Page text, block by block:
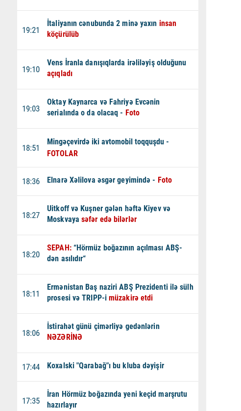
19:21
İtaliyanın cənubunda 2 minə yaxın insan
köçürülüb
19:10
Vens İranla danışıqlarda irəliləyiş olduğunu
açıqladı
19:03
Oktay Kaynarca və Fahriyə Evcənin
serialında o da olacaq - Foto
18:51
Mingəçevirdə iki avtomobil toqquşdu -
FOTOLAR
18:36 Elnarə Xəlilova əsgər geyimində - Foto
18:27
Uitkoff və Kuşner gələn həftə Kiyev və
Moskvayasəfər edə bilərlər
18:20
SEPAH: “Hörmüz boğazının açılması ABŞ-
dən asılıdır“
18:11
Ermənistan Baş naziri ABŞ Prezidenti ilə sülh
prosesi və TRIPP-imüzakirə etdi
18:06
İstirahət günü çimərliyə gedənlərin
NƏZƏRİNƏ
17:44 Koxalski "Qarabağ"ı bu kluba dəyişir
17:35
İran Hörmüz boğazında yeni keçid marşrutu
hazırlayır